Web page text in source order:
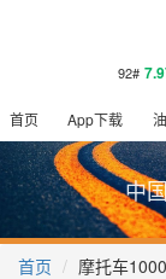
92#
首页 App下载
中
首页 摩托车